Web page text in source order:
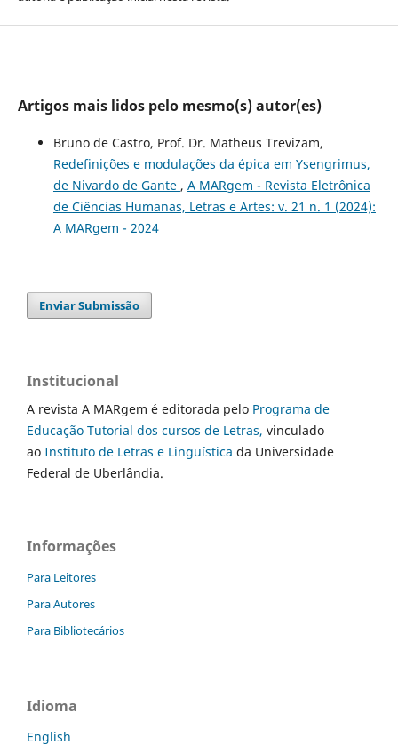
Artigos mais lidos pelo mesmo(s) autor(es)
Bruno de Castro, Prof. Dr. Matheus Trevizam,
Redefinições e modulações da épica em Ysengrimus,
de Nivardo de Gante , A MARgem - Revista Eletrônica
de Ciências Humanas, Letras e Artes: v. 21 n. 1 (2024):
A MARgem - 2024
Enviar Submissão
Institucional
A revista A MARgem é editorada pelo Programa de
Educação Tutorial dos cursos de Letras, vinculado
ao Instituto de Letras e Linguística da Universidade
Federal de Uberlândia.
Informações
Para Leitores
Para Autores
Para Bibliotecários
Idioma
English